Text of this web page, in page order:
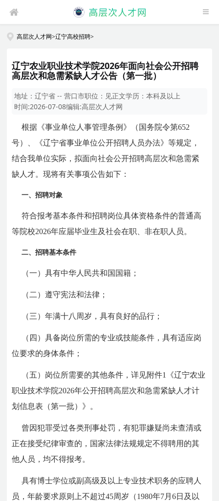
高层次人才网>辽宁高校招聘>
辽宁农业职业技术学院2026年面向社会公开招聘
高层次和急需紧缺人才公告（第一批）
地址：辽宁省 -- 营口市职位： 见正文学历：本科及以上
时间:2026-07-08编辑:高层次人才网
根据《事业单位人事管理条例》（国务院令第652
号）、《辽宁省事业单位公开招聘人员办法》等规定，
结合我单位实际，拟面向社会公开招聘高层次和急需紧
缺人才。现将有关事项公告如下：
一、招聘对象
符合报考基本条件和招聘岗位具体资格条件的普通高
等院校2026年应届毕业生及社会在职、非在职人员。
二、招聘基本条件
（一）具有中华人民共和国国籍；
（二）遵守宪法和法律；
（三）年满十八周岁，具有良好的品行；
（四）具备岗位所需的专业或技能条件，具有适应岗
位要求的身体条件；
（五）岗位所需要的其他条件，详见附件1《辽宁农业
职业技术学院2026年公开招聘高层次和急需紧缺人才计
划信息表（第一批）》。
曾因犯罪受过各类刑事处罚，有犯罪嫌疑尚未查清或
正在接受纪律审查的，国家法律法规规定不得聘用的其
他人员，均不得报考。
具有博士学位或副高级及以上专业技术职务的应聘人
员，年龄要求原则上不超过45周岁（1980年7月6日及以